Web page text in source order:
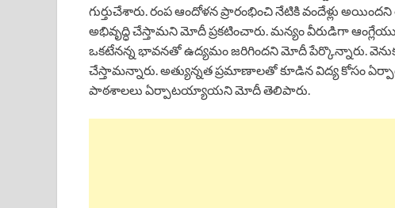
గుర్తుచేశారు. రంప ఆందోళన ప్రారంభించి నేటికి వందేళ్లు
అభివృద్ధి చేస్తామని మోదీ ప్రకటించారు. మన్యం వీరుడిగా
ఒకటేనన్న భావనతో ఉద్యమం జరిగిందని మోదీ పేర్కొన్నారు.
చేస్తామన్నారు. అత్యున్నత ప్రమాణాలతో కూడిన విద్య కోసం
పాఠశాలలు ఏర్పాటయ్యాయని మోదీ తెలిపారు.